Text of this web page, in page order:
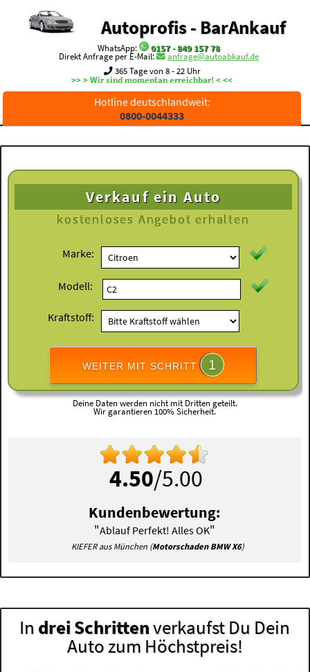
Autoprofis - BarAnkauf
WhatsApp:
0157 - 849 157 78
Direkt Anfrage per E-Mail:
anfrage@autoabkauf.de
365 Tage von 8 - 22 Uhr
>> > Wir sind momentan erreichbar! < <<
Hotline deutschlandweit:
0800-0044333
Verkauf ein Auto
kostenloses Angebot erhalten
Marke:
Modell:
Kraftstoff:
WEITER MIT SCHRITT 1
Deine Daten werden nicht mit Dritten geteilt.
Wir garantieren 100% Sicherheit.
4.50/5.00
Kundenbewertung:
"Ablauf Perfekt! Alles OK"
KIEFER aus München (Motorschaden BMW X6)
In drei Schrittenverkaufst Du Dein
Auto zum Höchstpreis!